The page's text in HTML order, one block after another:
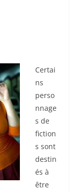
Certai
ns
perso
nnage
s de
fiction
s sont
destin
és à
être